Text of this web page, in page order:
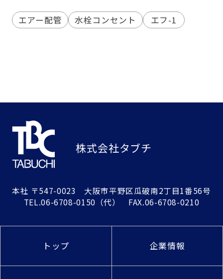
エアー配管 水栓コンセント エフ-1
株式会社タブチ
本社 〒547-0023 大阪市平野区瓜破南2丁目1番56号
TEL.06-6708-0150 （代） FAX.06-6708-0210
トップ 企業情報